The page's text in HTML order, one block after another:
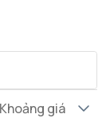
Khoảng giá